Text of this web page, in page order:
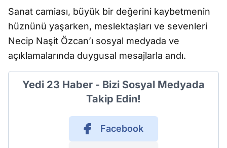
Sanat camiası, büyük bir değerini kaybetmenin
hüznünü yaşarken, meslektaşları ve sevenleri
Necip Naşit Özcan’ı sosyal medyada ve
açıklamalarında duygusal mesajlarla andı.
Yedi 23 Haber - Bizi Sosyal Medyada
Takip Edin!
Facebook